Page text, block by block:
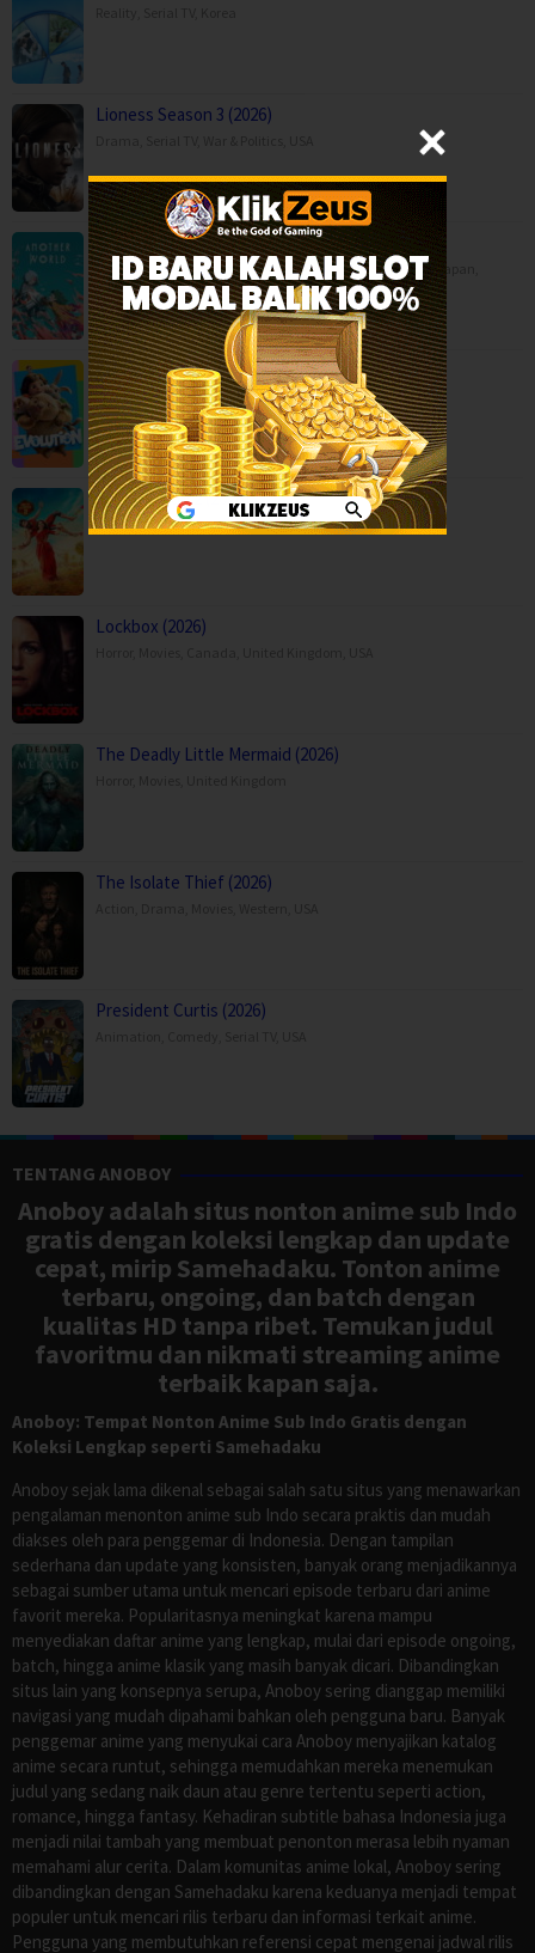
Lioness Season 3 (2026)
Another World (2025)
Animation ,Drama, Fantasy ,Movies ,China,Hong Kong ,Japan
Philippines,Saudi Arabia,Singapore
Evolution (2026)
Animation,Comedy,Family,Movies,Spain
Gatta Kusthi 2 (2026)
Comedy,Drama,Movies,India
Lockbox (2026)
The Deadly Little Mermaid (2026)
The Isolate Thief (2026)
President Curtis (2026)
TENTANG ANOBOY
Anoboy adalah situs nonton anime sub Indo
gratis dengan koleksi lengkap dan update
cepat, mirip Samehadaku. Tonton anime
terbaru, ongoing, dan batch dengan
kualitas HD tanpa ribet. Temukan judul
favoritmu dan nikmati streaming anime
terbaik kapan saja.
Anoboy: Tempat Nonton Anime Sub Indo Gratis dengan
Koleksi Lengkap seperti Samehadaku
Anoboy sejak lama dikenal sebagai salah satu situs yang menawarkan
pengalaman menonton anime sub Indo secara praktis dan mudah
diakses oleh para penggemar di Indonesia. Dengan tampilan
sederhana dan update yang konsisten, banyak orang menjadikannya
sebagai sumber utama untuk mencari episode terbaru dari anime
favorit mereka. Popularitasnya meningkat karena mampu
menyediakan daftar anime yang lengkap, mulai dari episode ongoing,
batch, hingga anime klasik yang masih banyak dicari. Dibandingkan
situs lain yang konsepnya serupa, Anoboy sering dianggap memiliki
navigasi yang mudah dipahami bahkan oleh pengguna baru. Banyak
penggemar anime yang menyukai cara Anoboy menyajikan katalog
anime secara runtut, sehingga memudahkan mereka menemukan
judul yang sedang naik daun atau genre tertentu seperti action,
romance, hingga fantasy. Kehadiran subtitle bahasa Indonesia juga
menjadi nilai tambah yang membuat penonton merasa lebih nyaman
memahami alur cerita. Dalam komunitas anime lokal, Anoboy sering
dibandingkan dengan Samehadaku karena keduanya menjadi tempat
populer untuk mencari rilis terbaru dan informasi terkait anime.
Pengguna yang membutuhkan referensi cepat mengenai jadwal rilis